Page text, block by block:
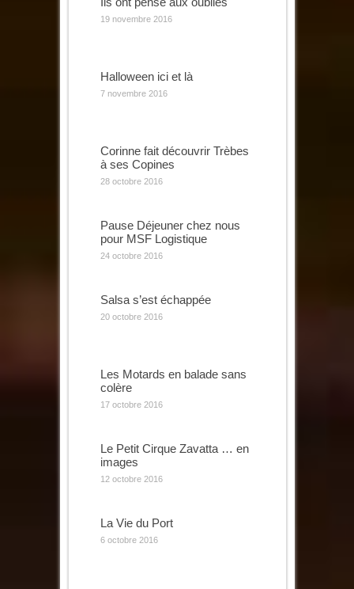
19 novembre 2016
Halloween ici et là
7 novembre 2016
Corinne fait découvrir Trèbes
à ses Copines
28 octobre 2016
Pause Déjeuner chez nous
pour MSF Logistique
24 octobre 2016
Salsa s’est échappée
20 octobre 2016
Les Motards en balade sans
colère
17 octobre 2016
Le Petit Cirque Zavatta … en
images
12 octobre 2016
La Vie du Port
6 octobre 2016